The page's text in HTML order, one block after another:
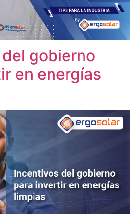
gobierno
en energías